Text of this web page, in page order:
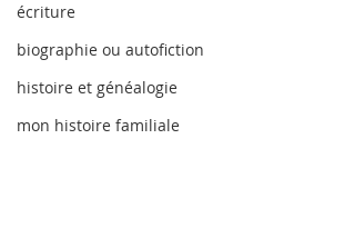
écriture
biographie ou autofiction
histoire et généalogie
mon histoire familiale